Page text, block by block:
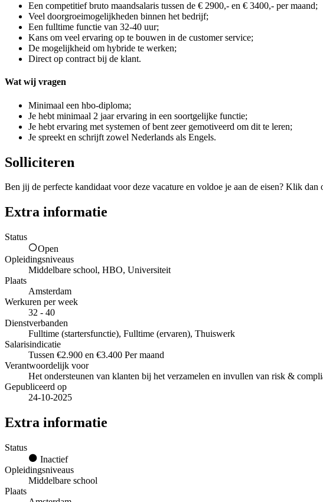
Een competitief bruto maandsalaris tussen de € 2900,- en € 3400,- per maand;
Veel doorgroeimogelijkheden binnen het bedrijf;
Een fulltime functie van 32-40 uur;
Kans om veel ervaring op te bouwen in de customer service;
De mogelijkheid om hybride te werken;
Direct op contract bij de klant.
Wat wij vragen
Minimaal een hbo-diploma;
Je hebt minimaal 2 jaar ervaring in een soortgelijke functie;
Je hebt ervaring met systemen of bent zeer gemotiveerd om dit te leren;
Je spreekt en schrijft zowel Nederlands als Engels.
Solliciteren
Ben jij de perfecte kandidaat voor deze vacature en voldoe je aan de eisen? Klik
Extra informatie
Status
Open
Opleidingsniveaus
Middelbare school, HBO, Universiteit
Plaats
Amsterdam
Werkuren per week
32 - 40
Dienstverbanden
Fulltime (startersfunctie), Fulltime (ervaren), Thuiswerk
Salarisindicatie
Tussen €2.900 en €3.400 Per maand
Verantwoordelijk voor
Het ondersteunen van klanten bij het verzamelen en invullen van risk &
Gepubliceerd op
24-10-2025
Extra informatie
Status
Inactief
Opleidingsniveaus
Middelbare school
Plaats